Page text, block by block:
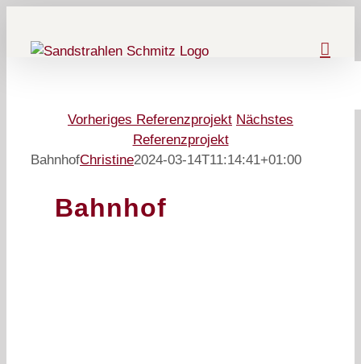
springen
Vorheriges Referenzprojekt Nächstes
Referenzprojekt
BahnhofChristine2024-03-14T11:14:41+01:00
Bahnhof